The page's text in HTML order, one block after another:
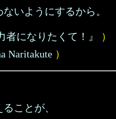
いようにするから。
者になりたくて！』
）
Naritakute ）
ことが、